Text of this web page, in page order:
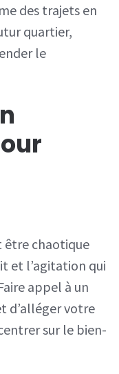
des trajets en
quartier,
le
être chaotique
et l’agitation qui
appel à un
d’alléger votre
sur le bien-